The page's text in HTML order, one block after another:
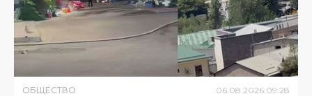
ОБЩЕСТВО 06 08 2026 09:28